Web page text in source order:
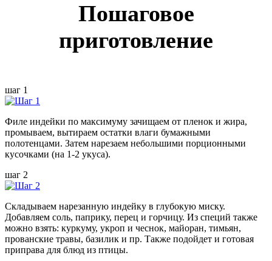
Пошаговое
приготовление
шаг 1
Филе индейки по максимуму зачищаем от пленок и жира,
промываем, вытираем остатки влаги бумажными
полотенцами. Затем нарезаем небольшими порционными
кусочками (на 1-2 укуса).
шаг 2
Складываем нарезанную индейку в глубокую миску.
Добавляем соль, паприку, перец и горчицу. Из специй также
можно взять: куркуму, укроп и чеснок, майоран, тимьян,
прованские травы, базилик и пр. Также подойдет и готовая
приправа для блюд из птицы.